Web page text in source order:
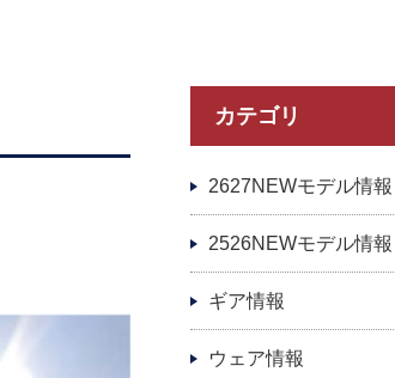
カテゴリ
2627NEWモデル情報
2526NEWモデル情報
ギア情報
ウェア情報